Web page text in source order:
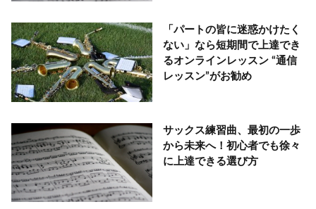
「パートの皆に迷惑かけたく
ない」なら短期間で上達でき
るオンラインレッスン “通信
レッスン”がお勧め
サックス練習曲、最初の一歩
から未来へ！初心者でも徐々
に上達できる選び方